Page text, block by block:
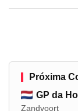
Próxima
GP da
Zandvoort